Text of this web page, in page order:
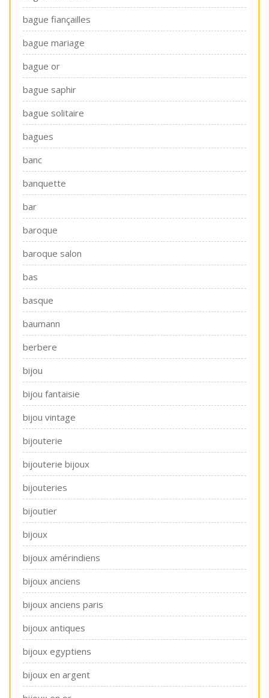
bague fiançailles
bague mariage
bague or
bague saphir
bague solitaire
bagues
banc
banquette
bar
baroque
baroque salon
bas
basque
baumann
berbere
bijou
bijou fantaisie
bijou vintage
bijouterie
bijouterie bijoux
bijouteries
bijoutier
bijoux
bijoux amérindiens
bijoux anciens
bijoux anciens paris
bijoux antiques
bijoux egyptiens
bijoux en argent